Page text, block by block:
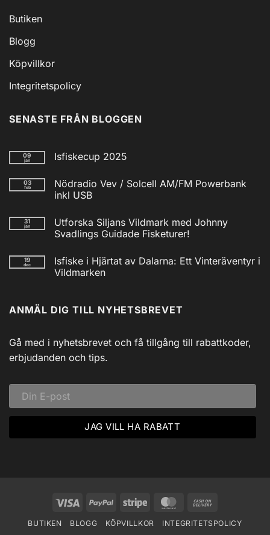
Butiken
Blogg
Köpvillkor
Integritetspolicy
SENASTE FRÅN BLOGGEN
09
jan Isfiskecup 2025
till
Isfiskecup
2025
03
feb
Nödradio Vev / Solcell AM/FM Powerbank
inkl USB
till
Nödradio
Vev
AM/FM
Powerbank
inkl
31
jan
Utforska Siljans Vildmark med Johnny
Svadlings Guidade Fisketurer!
till
Utforska
Siljans
Svadlings
Guidade
19
dec
Isfiske i Hjärtat av Dalarna: Ett Vinteräventyr i
Vildmarken
Isfiske
i
Dalarna:
Ett
Vinteräventyr
i
ANMÄL DIG TILL NYHETSBREVET
Gå med i nyhetsbrevet och få tillgång till rabattkoder,
erbjudanden och tips.
Visa PayPal Stripe MasterCard
Delivery
BUTIKEN BLOGG KÖPVILLKOR INTEGRITETSPOLICY